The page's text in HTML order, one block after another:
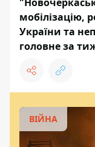
мобілізацію,
України та
головне за
ВІЙНА